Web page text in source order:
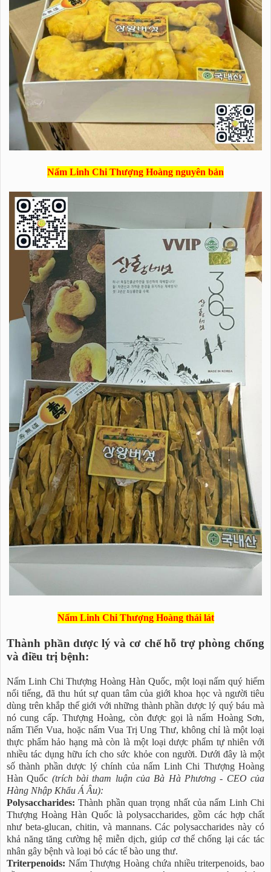
Nấm Linh Chi Thượng Hoàng nguyên bản
Nấm Linh Chi Thượng Hoàng thái lát
Thành phần dược lý và cơ chế hỗ trợ phòng chống
và điều trị bệnh:
Nấm Linh Chi Thượng Hoàng Hàn Quốc, một loại nấm quý hiếm
nổi tiếng, đã thu hút sự quan tâm của giới khoa học và người tiêu
dùng trên khắp thế giới với những thành phần dược lý quý báu mà
nó cung cấp. Thượng Hoàng, còn được gọi là nấm Hoàng Sơn,
nấm Tiến Vua, hoặc nấm Vua Trị Ung Thư, không chỉ là một loại
thực phẩm hảo hạng mà còn là một loại dược phẩm tự nhiên với
nhiều tác dụng hữu ích cho sức khỏe con người. Dưới đây là một
số thành phần dược lý chính của nấm Linh Chi Thượng Hoàng
Hàn Quốc (trích bài tham luận của Bà Hà Phương - CEO của
Hàng Nhập Khẩu Á Âu):
Polysaccharides: Thành phần quan trọng nhất của nấm Linh Chi
Thượng Hoàng Hàn Quốc là polysaccharides, gồm các hợp chất
như beta-glucan, chitin, và mannans. Các polysaccharides này có
khả năng tăng cường hệ miễn dịch, giúp cơ thể chống lại các tác
nhân gây bệnh và loại bỏ các tế bào ung thư.
Triterpenoids: Nấm Thượng Hoàng chứa nhiều triterpenoids, bao